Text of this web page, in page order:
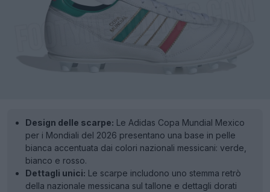
Design delle scarpe: Le Adidas Copa Mundial Mexico
per i Mondiali del 2026 presentano una base in pelle
bianca accentuata dai colori nazionali messicani: verde,
bianco e rosso.
Dettagli unici: Le scarpe includono uno stemma retrò
della nazionale messicana sul tallone e dettagli dorati